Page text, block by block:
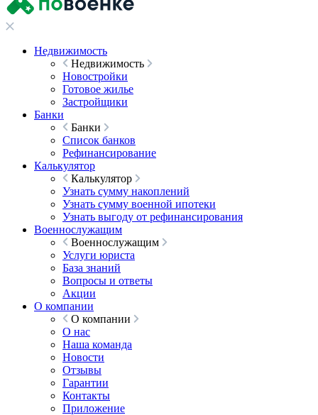
Недвижимость
Недвижимость
Новостройки
Готовое жилье
Застройщики
Банки
Банки
Список банков
Рефинансирование
Калькулятор
Калькулятор
Узнать сумму накоплений
Узнать сумму военной ипотеки
Узнать выгоду от рефинансирования
Военнослужащим
Военнослужащим
Услуги юриста
База знаний
Вопросы и ответы
Акции
О компании
О компании
О нас
Наша команда
Новости
Отзывы
Гарантии
Контакты
Приложение